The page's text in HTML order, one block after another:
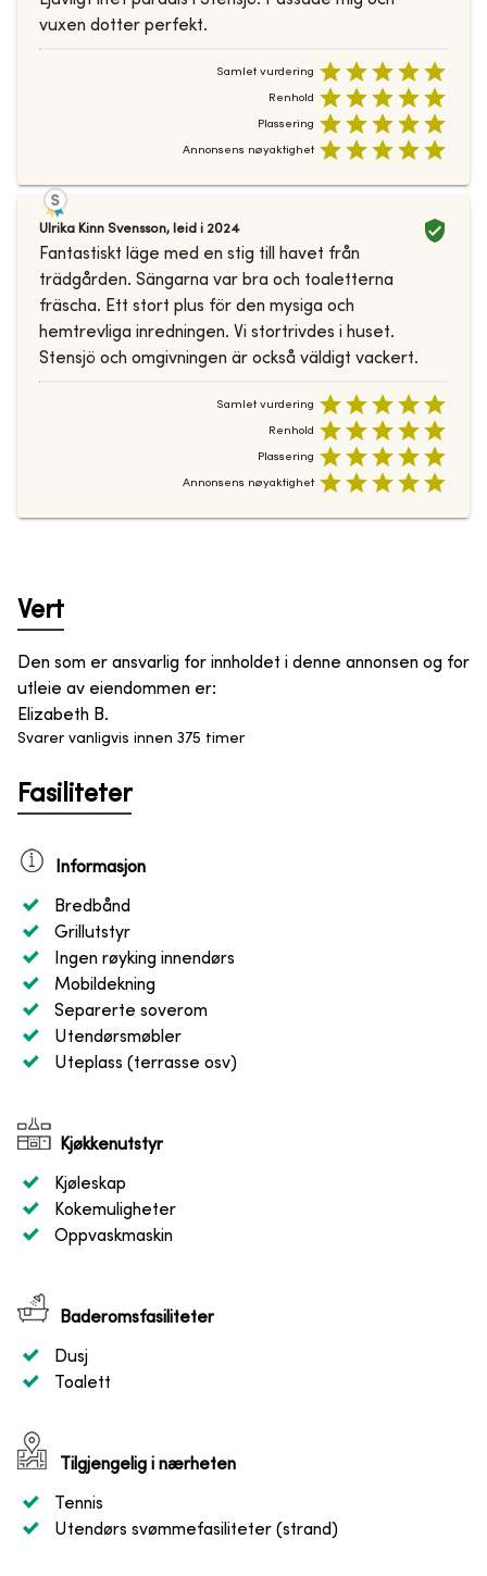
vuxen dotter perfekt.
Samlet vurdering
Renhold
Plassering
Annonsens nøyaktighet
Ulrika Kinn Svensson, leid i 2024
Fantastiskt läge med en stig till havet från
trädgården. Sängarna var bra och toaletterna
fräscha. Ett stort plus för den mysiga och
hemtrevliga inredningen. Vi stortrivdes i huset.
Stensjö och omgivningen är också väldigt vackert.
Samlet vurdering
Renhold
Plassering
Annonsens nøyaktighet
Vert
Den som er ansvarlig for innholdet i denne annonsen og for
utleie av eiendommen er:
Elizabeth B.
Svarer vanligvis innen 375 timer
Fasiliteter
Informasjon
Bredbånd
Grillutstyr
Ingen røyking innendørs
Mobildekning
Separerte soverom
Utendørsmøbler
Uteplass (terrasse osv)
Kjøkkenutstyr
Kjøleskap
Kokemuligheter
Oppvaskmaskin
Baderomsfasiliteter
Dusj
Toalett
Tilgjengelig i nærheten
Tennis
Utendørs svømmefasiliteter (strand)